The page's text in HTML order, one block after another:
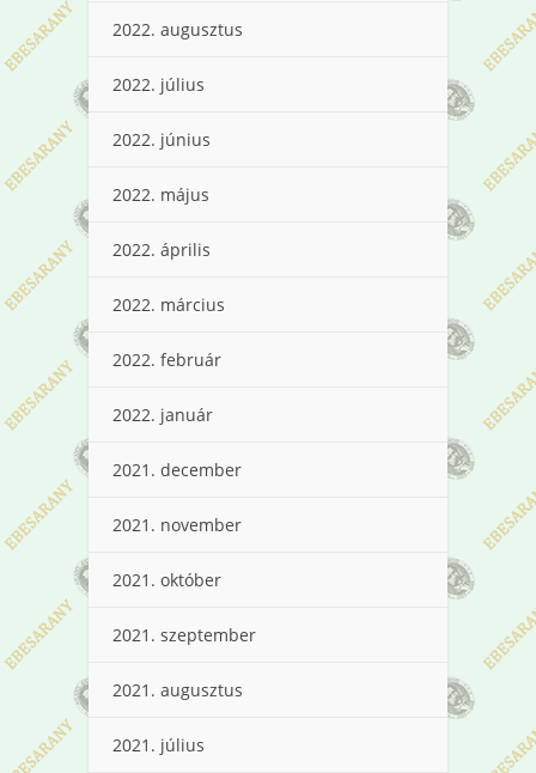
2022. augusztus
2022. július
2022. június
2022. május
2022. április
2022. március
2022. február
2022. január
2021. december
2021. november
2021. október
2021. szeptember
2021. augusztus
2021. július